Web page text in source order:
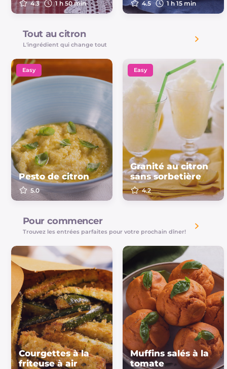
4.3 1 h 50 min 4.5 1 h 15 min
Tout au citron
L'ingrédient qui change tout
Easy
Pesto de citron
5.0
Easy
Granité au citron
sans sorbetière
4.2
Pour commencer
Trouvez les entrées parfaites pour votre prochain dîner!
Courgettes à la
friteuse à air
Muffins salés à la
tomate